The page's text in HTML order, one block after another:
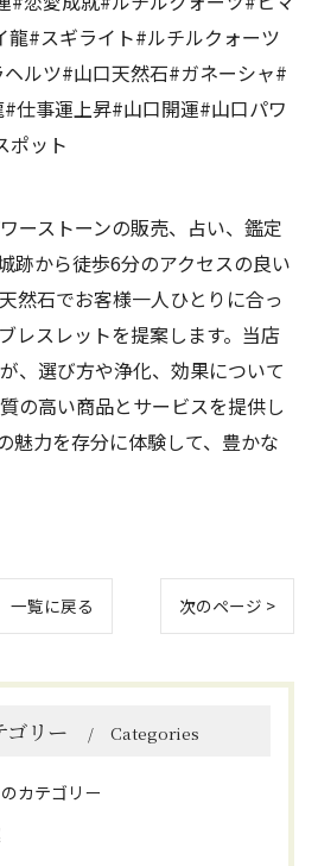
龍#スギライト#ルチルクォーツ
ルツ#山口天然石#ガネーシャ#
仕事運上昇#山口開運#山口パワ
ポット
ーストーンの販売、占い、鑑定
跡から徒歩6分のアクセスの良い
然石でお客様一人ひとりに合っ
レスレットを提案します。当店
、選び方や浄化、効果について
の高い商品とサービスを提供し
魅力を存分に体験して、豊かな
一覧に戻る 次のページ >
ゴリー Categories
カテゴリー